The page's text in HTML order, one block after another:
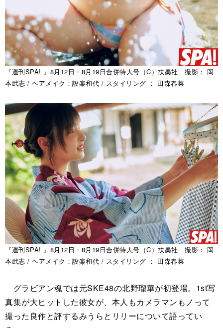
『週刊SPA! 』8月12日・8月19日合併特大号（C）扶桑社 撮影： 岡
本武志 / ヘアメイク：設楽和代 / スタイリング ： 田森春菜
『週刊SPA! 』8月12日・8月19日合併特大号（C）扶桑社 撮影： 岡
本武志 / ヘアメイク：設楽和代 / スタイリング ： 田森春菜
グラビアン魂では元SKE48の北野瑠華が初登場。1st写
真集が大ヒットした彼女が、本人もカメラマンもノって
撮った良作と評するみうらとリリーについて語ってい